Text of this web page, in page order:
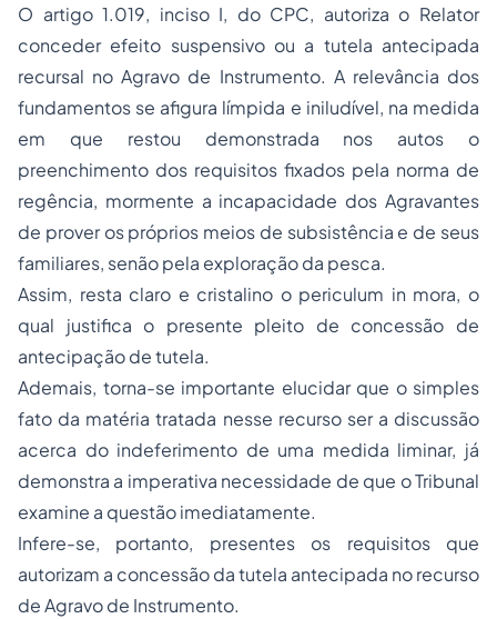
O artigo 1.019, inciso I, do CPC, autoriza o Relator
conceder efeito suspensivo ou a tutela antecipada
recursal no Agravo de Instrumento. A relevância dos
fundamentos se afigura límpida e iniludível, na medida
em que restou demonstrada nos autos o
preenchimento dos requisitos fixados pela norma de
regência, mormente a incapacidade dos Agravantes
de prover os próprios meios de subsistência e de seus
familiares, senão pela exploração da pesca.
Assim, resta claro e cristalino o periculum in mora, o
qual justifica o presente pleito de concessão de
antecipação de tutela.
Ademais, torna-se importante elucidar que o simples
fato da matéria tratada nesse recurso ser a discussão
acerca do indeferimento de uma medida liminar, já
demonstra a imperativa necessidade de que o Tribunal
examine a questão imediatamente.
Infere-se, portanto, presentes os requisitos que
autorizam a concessão da tutela antecipada no recurso
de Agravo de Instrumento.